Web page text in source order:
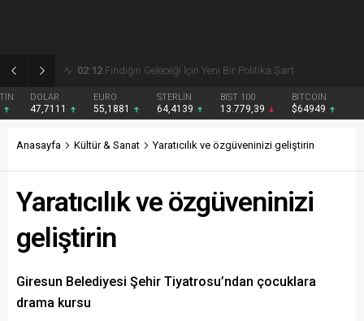
02:09 Giresun’da etkinlik maratonu tamamlandı
DOLAR
47,7111
EURO
55,1881
STERLİN
64,4139
BIST 100
13.779,39
BITCOIN
$64949
Anasayfa Kültür & Sanat Yaratıcılık ve özgüveninizi geliştirin
Yaratıcılık ve özgüveninizi
geliştirin
Giresun Belediyesi Şehir Tiyatrosu’ndan çocuklara
drama kursu